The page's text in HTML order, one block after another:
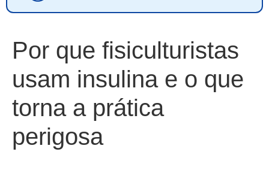
Por que fisiculturistas
usam insulina e o que
torna a prática
perigosa